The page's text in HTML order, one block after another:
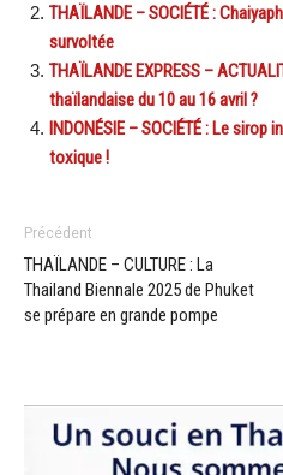
THAÏLANDE – SOCIÉTÉ :
survoltée
THAÏLANDE EXPRESS –
thaïlandaise du 10 au 16 avril ?
INDONÉSIE – SOCIÉTÉ : Le
toxique !
Précédent
THAÏLANDE – CULTURE : La
Thailand Biennale 2025 de Phuket
se prépare en grande pompe